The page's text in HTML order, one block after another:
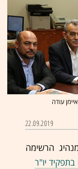
עודה
22.09.2019
הרשימה
בתפקיד יו"ר